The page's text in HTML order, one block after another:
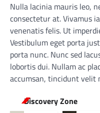
Nulla lacinia mauris leo,
consectetur at. Vivamus
venenatis felis. Ut
Vestibulum eget porta
porta nunc. Nunc sed
lobortis dui. Nullam ac
accumsan, tincidunt velit
Discovery Zone